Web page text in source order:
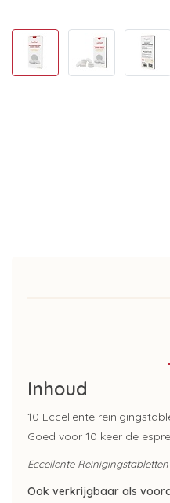
Inhoud
10 Eccellente
Goed voor 10 keer de
Eccellente
Ook verkrijgbaar als